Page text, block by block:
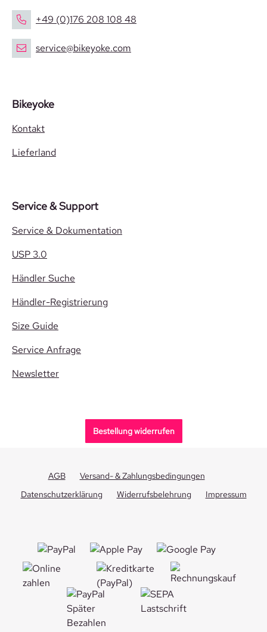
+49 (0)176 208 108 48
service@bikeyoke.com
Bikeyoke
Kontakt
Lieferland
Service & Support
Service & Dokumentation
USP 3.0
Händler Suche
Händler-Registrierung
Size Guide
Service Anfrage
Newsletter
Bestellung widerrufen
AGB
Versand- & Zahlungsbedingungen
Datenschutzerklärung
Widerrufsbelehrung Impressum